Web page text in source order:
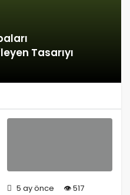
Tasarıyı
5 ay önce 517